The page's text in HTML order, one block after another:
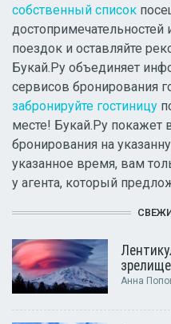
собственный список
достопримечательностей
поездок и оставляйте
Букай.Ру объединяет
сервисов бронирования
забронируйте гостиницу
месте! Букай.Ру покажет
бронирования на
указанное время, вам
у агента, который
зрелище
Анна